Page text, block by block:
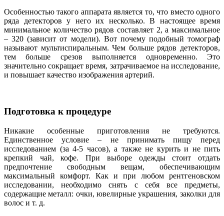
Особенностью такого аппарата является то, что вместо одного
ряда детекторов у него их несколько. В настоящее время
минимальное количество рядов составляет 2, а максимальное
– 320 (зависит от модели). Вот почему подобный томограф
называют мультиспиральным. Чем больше рядов детекторов,
тем больше срезов выполняется одновременно. Это
значительно сокращает время, затрачиваемое на исследование,
и повышает качество изображения артерий.
Подготовка к процедуре
Никакие особенные приготовления не требуются.
Единственное условие – не принимать пищу перед
исследованием (за 4-5 часов), а также не курить и не пить
крепкий чай, кофе. При выборе одежды стоит отдать
предпочтение свободным вещам, обеспечивающим
максимальный комфорт. Как и при любом рентгеновском
исследовании, необходимо снять с себя все предметы,
содержащие металл: очки, ювелирные украшения, заколки для
волос и т. д.